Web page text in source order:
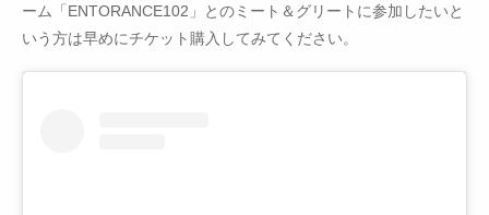
ーム「ENTORANCE102」とのミート＆グリートに参加したいと
いう方は早めにチケット購入してみてください。